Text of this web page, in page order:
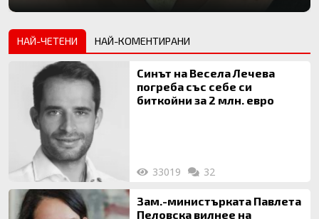
НАЙ-ЧЕТЕНИ НАЙ-КОМЕНТИРАНИ
Синът на Весела Лечева
погреба със себе си
биткойни за 2 млн. евро
33019 32
Зам.-министърката Павлета
Пеловска вилнее на